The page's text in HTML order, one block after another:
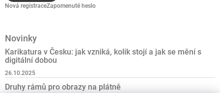
Nová registraceZapomenuté heslo
Novinky
Karikatura v Česku: jak vzniká, kolik stojí a jak se mění s
digitální dobou
26.10.2025
Druhy rámů pro obrazy na plátně